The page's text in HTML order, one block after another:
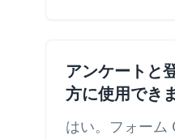
アンケートと
方に使用でき
はい。フォーム